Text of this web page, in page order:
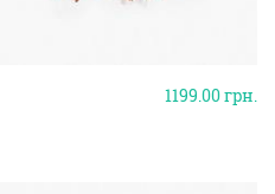
1199.00грн.